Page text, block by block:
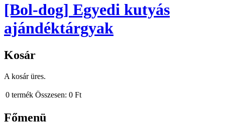
[Bol-dog] Egyedi kutyás
ajándéktárgyak
Kosár
A kosár üres.
0 termék Összesen: 0 Ft
Főmenü